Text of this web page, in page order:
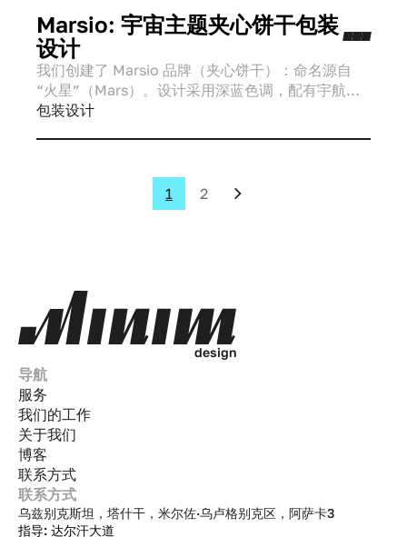
Marsio: 宇宙主题夹心饼干包装
设计
我们创建了 Marsio 品牌（夹心饼干）：命名源自
“火星”（Mars）。设计采用深蓝色调，配有宇航员
和星星。该概念将太空梦想与现代科技相结合，与消
包装设计
1 2
design
导航
服务
我们的工作
关于我们
博客
联系方式
联系方式
乌兹别克斯坦，塔什干，米尔佐·乌卢格别克区，阿萨卡3
指导: 达尔汗大道